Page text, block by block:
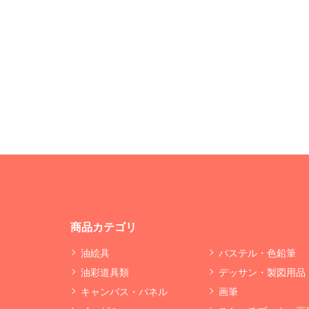
商品カテゴリ
油絵具
油彩道具類
キャンバス・パネル
パステル・色鉛筆
デッサン・製図用品
画筆